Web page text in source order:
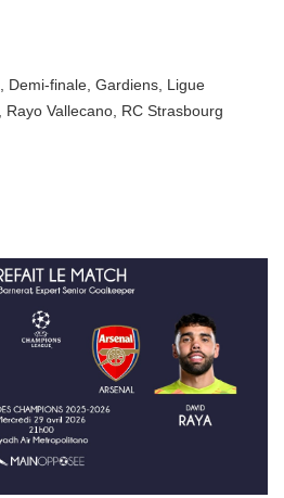
Demi-finale Gardiens Ligue
Rayo Vallecano RC Strasbourg